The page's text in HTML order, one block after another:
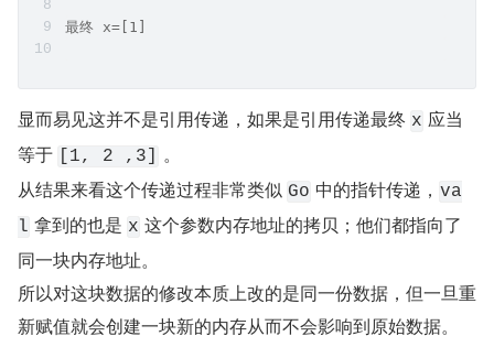
最终 x=[1]
显而易见这并不是引用传递，如果是引用传递最终 x 应当
等于
[1, 2 ,3]
。
从结果来看这个传递过程非常类似 Go 中的指针传递， va
l 拿到的也是 x 这个参数内存地址的拷贝；他们都指向了
同一块内存地址。
所以对这块数据的修改本质上改的是同一份数据，但一旦重
新赋值就会创建一块新的内存从而不会影响到原始数据。